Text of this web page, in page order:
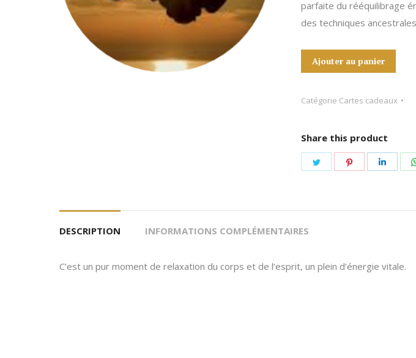
parfaite du rééquilibrage
des techniques
Ajouter au panier
Catégorie Cartes cadeaux
Share this product
Share
Share
Share
DESCRIPTION INFORMATIONS COMPLÉMENTAIRES
C’est un pur moment de relaxation du corps et de l’esprit, un plein d’énergie vitale.